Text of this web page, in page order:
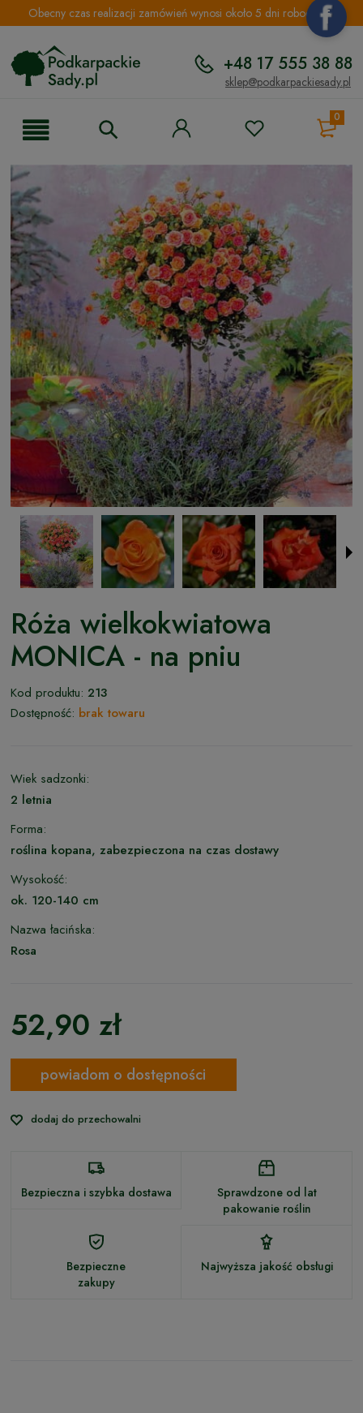
Obecny czas realizacji zamówień wynosi około 5 dni roboczych.
+48 17 555 38 88
sklep@podkarpackiesady.pl
0
Róża wielkokwiatowa
MONICA - na pniu
Kod produktu: 213
Dostępność: brak towaru
Wiek sadzonki:
2 letnia
Forma:
roślina kopana, zabezpieczona na czas dostawy
Wysokość:
ok. 120-140 cm
Nazwa łacińska:
Rosa
52,90 zł
powiadom o dostępności
dodaj do przechowalni
Bezpieczna i szybka dostawa
Sprawdzone od lat
pakowanie roślin
Bezpieczne
zakupy
Najwyższa jakość obsługi